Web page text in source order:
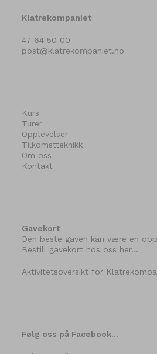
Klatrekompaniet
47 64 50 00
post@klatrekompaniet.no
Kurs
Turer
Opplevelser
Tilkomstteknikk
Om oss
Kontakt
Gavekort
Den beste gaven kan være en
Bestill gavekort hos oss her…
Aktivitetsoversikt for
Følg oss på Facebook…